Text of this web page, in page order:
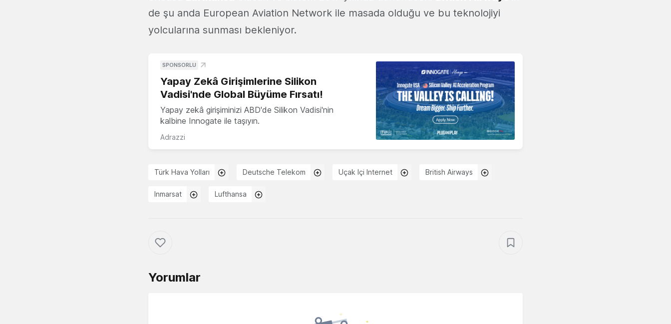
de şu anda European Aviation Network ile masada olduğu ve bu teknolojiyi
yolcularına sunması bekleniyor.
SPONSORLU
Yapay Zekâ Girişimlerine Silikon
Vadisi'nde Global Büyüme Fırsatı!
Yapay zekâ girişiminizi ABD'de Silikon Vadisi'nin
kalbine Innogate ile taşıyın.
Adrazzi
Türk Hava Yolları Deutsche Telekom Uçak Içi Internet British Airways
Inmarsat Lufthansa
Yorumlar